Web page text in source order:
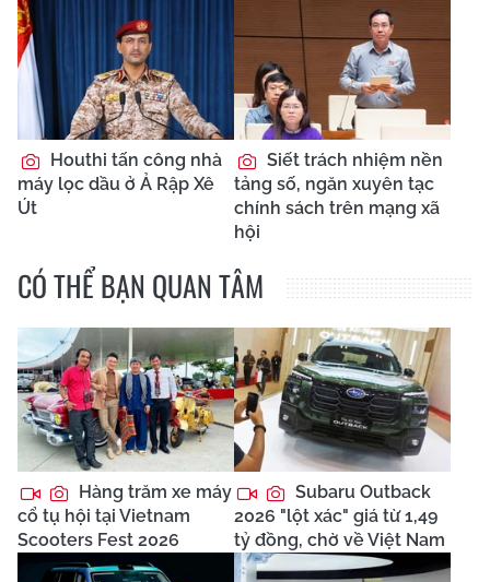
Houthi tấn công nhà
máy lọc dầu ở Ả Rập Xê
Út
Siết trách nhiệm nền
tảng số, ngăn xuyên tạc
chính sách trên mạng xã
hội
CÓ THỂ BẠN QUAN TÂM
Hàng trăm xe máy
cổ tụ hội tại Vietnam
Scooters Fest 2026
Subaru Outback
2026 "lột xác" giá từ 1,49
tỷ đồng, chờ về Việt Nam